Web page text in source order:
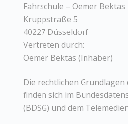
Fahrschule – Oemer Bektas
Kruppstraße 5
40227 Düsseldorf
Vertreten durch:
Oemer Bektas (Inhaber)
Die rechtlichen Grundlagen
finden sich im
(BDSG) und dem